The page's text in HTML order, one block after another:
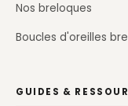
Nos breloques
Boucles d'oreilles
GUIDES &